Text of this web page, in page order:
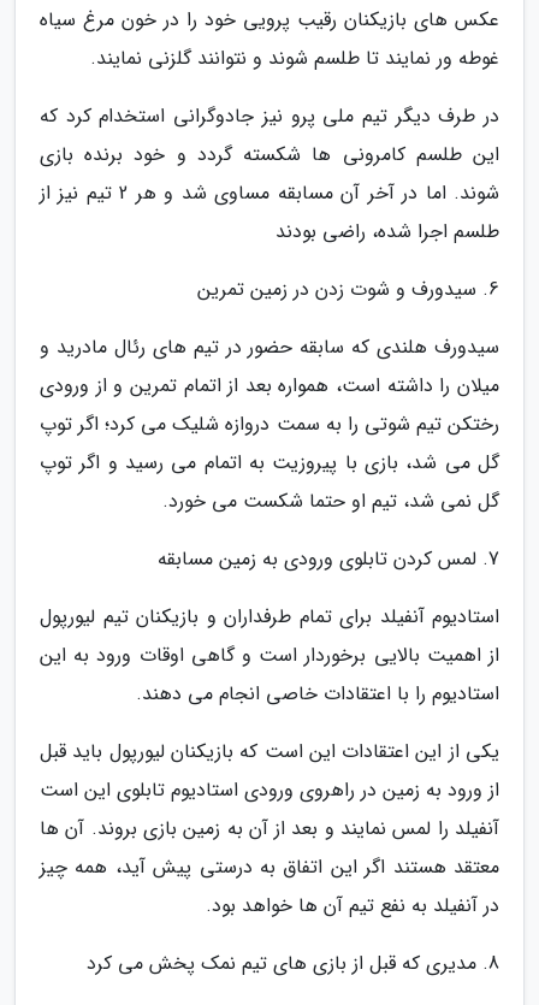
عکس های بازیکنان رقیب پرویی خود را در خون مرغ سیاه
غوطه ور نمایند تا طلسم شوند و نتوانند گلزنی نمایند.
در طرف دیگر تیم ملی پرو نیز جادوگرانی استخدام کرد که
این طلسم کامرونی ها شکسته گردد و خود برنده بازی
شوند. اما در آخر آن مسابقه مساوی شد و هر 2 تیم نیز از
طلسم اجرا شده، راضی بودند
6. سیدورف و شوت زدن در زمین تمرین
سیدورف هلندی که سابقه حضور در تیم های رئال مادرید و
میلان را داشته است، همواره بعد از اتمام تمرین و از ورودی
رختکن تیم شوتی را به سمت دروازه شلیک می کرد؛ اگر توپ
گل می شد، بازی با پیروزیت به اتمام می رسید و اگر توپ
گل نمی شد، تیم او حتما شکست می خورد.
7. لمس کردن تابلوی ورودی به زمین مسابقه
استادیوم آنفیلد برای تمام طرفداران و بازیکنان تیم لیورپول
از اهمیت بالایی برخوردار است و گاهی اوقات ورود به این
استادیوم را با اعتقادات خاصی انجام می دهند.
یکی از این اعتقادات این است که بازیکنان لیورپول باید قبل
از ورود به زمین در راهروی ورودی استادیوم تابلوی این است
آنفیلد را لمس نمایند و بعد از آن به زمین بازی بروند. آن ها
معتقد هستند اگر این اتفاق به درستی پیش آید، همه چیز
در آنفیلد به نفع تیم آن ها خواهد بود.
8. مدیری که قبل از بازی های تیم نمک پخش می کرد